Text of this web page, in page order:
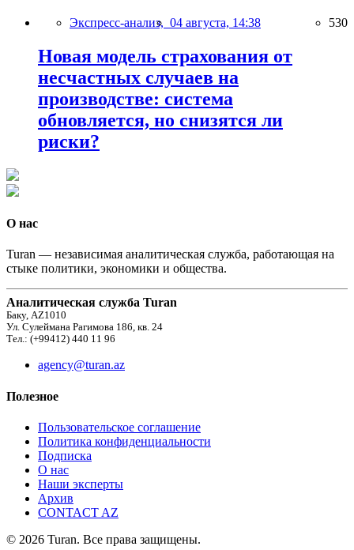
Экспресс-анализ, 04 августа, 14:38 530
Новая модель страхования от
несчастных случаев на
производстве: система
обновляется, но снизятся ли
риски?
О нас
Turan — независимая аналитическая служба, работающая на
стыке политики, экономики и общества.
Аналитическая служба Turan
Баку, AZ1010
Ул. Сулеймана Рагимова 186, кв. 24
Тел.: (+99412) 440 11 96
agency@turan.az
Полезное
Пользовательское соглашение
Политика конфиденциальности
Подписка
О нас
Наши эксперты
Архив
CONTACT AZ
© 2026 Turan. Все права защищены.